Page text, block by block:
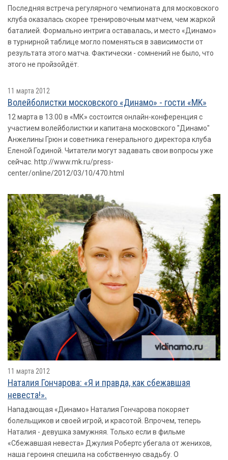
Последняя встреча регулярного чемпионата для московского
клуба оказалась скорее тренировочным матчем, чем жаркой
баталией. Формально интрига оставалась, и место «Динамо»
в турнирной таблице могло поменяться в зависимости от
результата этого матча. Фактически - сомнений не было, что
этого не пройзойдёт.
11 марта 2012
Волейболистки московского «Динамо» - гости «MK»
12 марта в 13.00 в «МК» состоится онлайн-конференция с
участием волейболистки и капитана московского "Динамо"
Анжелины Грюн и советника генерального директора клуба
Еленой Годиной. Читатели могут задавать свои вопросы уже
сейчас. http://www.mk.ru/press-
center/online/2012/03/10/470.html
11 марта 2012
Наталия Гончарова: «Я и правда, как сбежавшая
невеста!».
Нападающая «Динамо» Наталия Гончарова покоряет
болельщиков и своей игрой, и красотой. Впрочем, теперь
Наталия - девушка замужняя. Только если в фильме
«Сбежавшая невеста» Джулия Робертс убегала от женихов,
наша героиня спешила на собственную свадьбу. О